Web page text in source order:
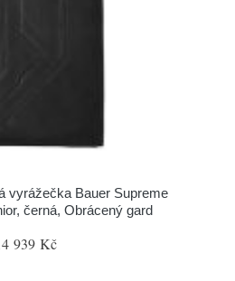
vyrážečka Bauer Supreme
černá, Obrácený gard
939 Kč